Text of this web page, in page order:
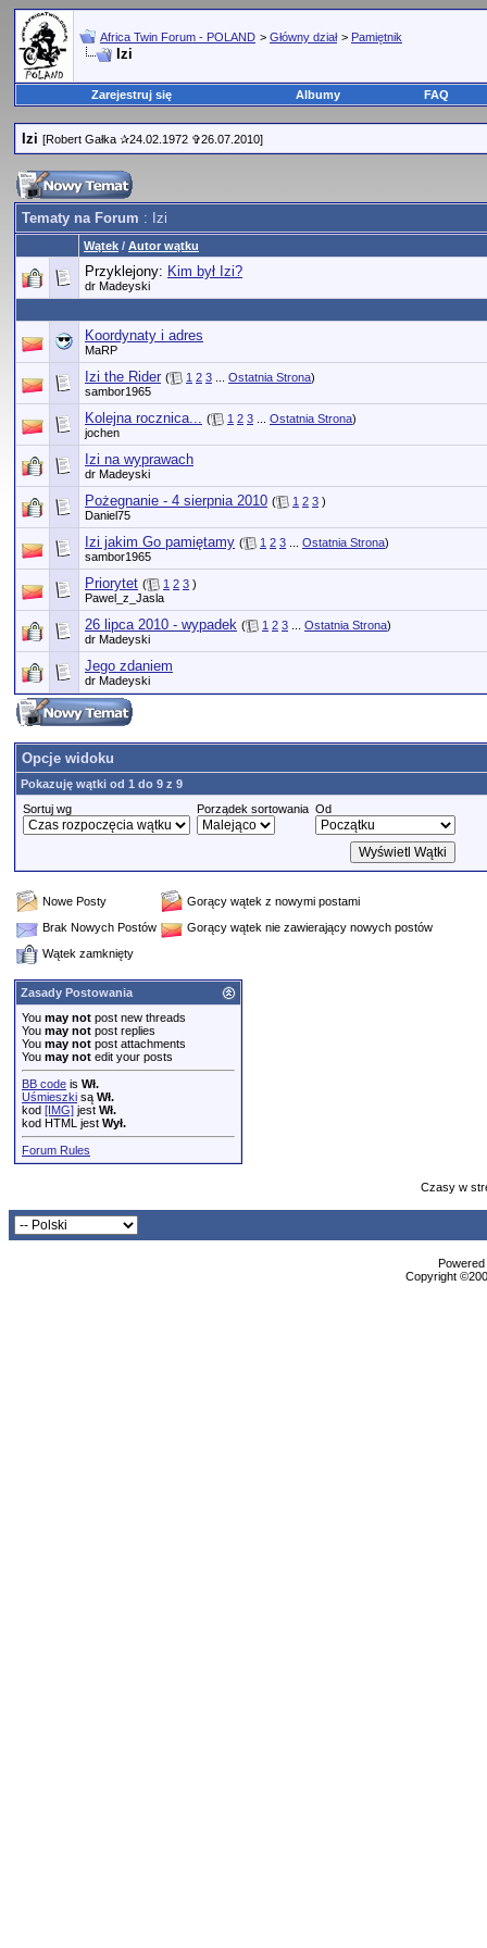
Africa Twin Forum - POLAND > Główny dział > Pamiętnik
Izi
Zarejestruj się Albumy FAQ
Izi [Robert Gałka ✰24.02.1972 ✞26.07.2010]
Tematy na Forum : Izi
Wątek / Autor wątku
Przyklejony: Kim był Izi?
dr Madeyski
Koordynaty i adres
MaRP
Izi the Rider ( 1 2 3 Ostatnia Strona)
sambor1965
Kolejna rocznica... ( 1 2 3 Ostatnia Strona)
jochen
Izi na wyprawach
dr Madeyski
Pożegnanie - 4 sierpnia 2010 ( 1 2 3 )
Daniel75
Izi jakim Go pamiętamy ( 1 2 3 Ostatnia Strona)
sambor1965
Priorytet ( 1 2 3 )
Pawel_z_Jasla
26 lipca 2010 - wypadek ( 1 2 3 Ostatnia Strona)
dr Madeyski
Jego zdaniem
dr Madeyski
Opcje widoku
Pokazuję wątki od 1 do 9 z 9
Sortuj wg
Porządek sortowania Od
Nowe Posty
Gorący wątek z nowymi postami
Brak Nowych Postów
Gorący wątek nie zawierający nowych postów
Wątek zamknięty
Zasady Postowania
You may not post new threads
You may not post replies
You may not post attachments
You may not edit your posts
BB code is Wł.
Uśmieszki są Wł.
kod [IMG] jest Wł.
kod HTML jest Wył.
Forum Rules
Czasy w
Copyright